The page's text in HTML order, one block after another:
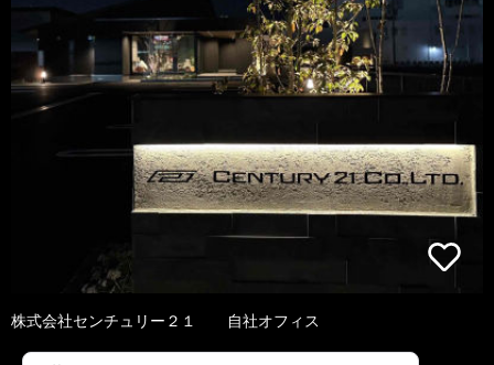
株式会社センチュリー２１ 自社オフィス